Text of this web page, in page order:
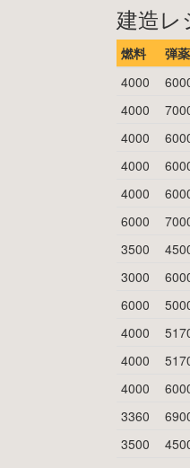
建造レ
燃料 弾薬
4000
4000
4000
4000
4000
6000
3500
3000
6000
4000
4000
4000
3360
3500